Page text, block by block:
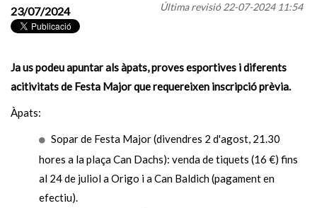
Última revisió22-07-2024 11:54
23/07/2024
Ja us podeu apuntar als àpats, proves esportives i diferents
acitivitats de Festa Major que requereixen inscripció prèvia.
Àpats:
Sopar de Festa Major (divendres 2 d'agost, 21.30
hores a la plaça Can Dachs): venda de tiquets (16 €) fins
al 24 de juliol a Origo i a Can Baldich (pagament en
efectiu).